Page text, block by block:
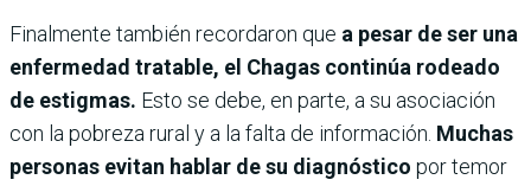
Finalmente también recordaron que a pesar de ser una
enfermedad tratable, el Chagas continúa rodeado
de estigmas. Esto se debe, en parte, a su asociación
con la pobreza rural y a la falta de información. Muchas
personas evitan hablar de su diagnóstico por temor